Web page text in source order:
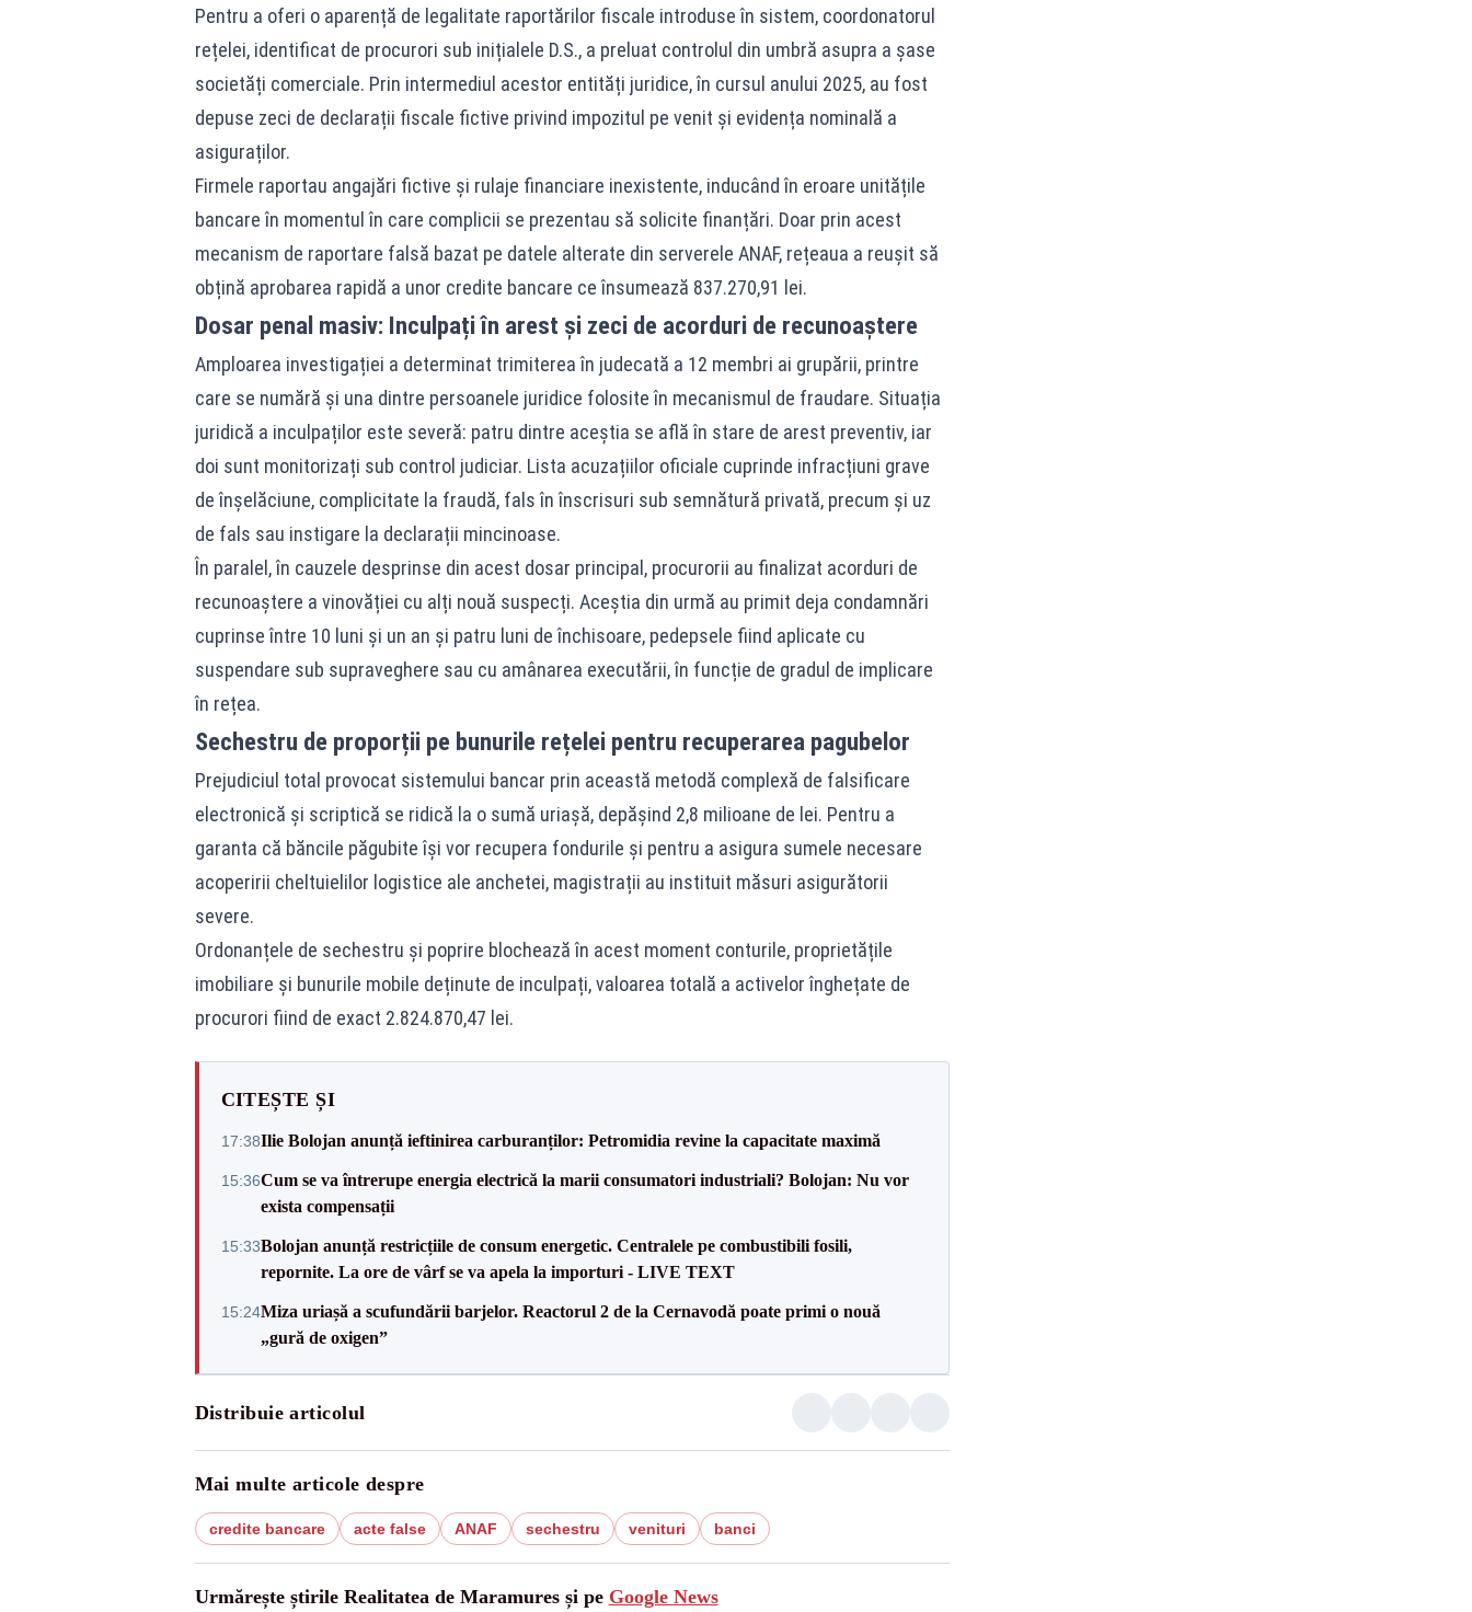
Pentru a oferi o aparență de legalitate raportărilor fiscale introduse în sistem, coordonatorul
rețelei, identificat de procurori sub inițialele D.S., a preluat controlul din umbră asupra a șase
societăți comerciale. Prin intermediul acestor entități juridice, în cursul anului 2025, au fost
depuse zeci de declarații fiscale fictive privind impozitul pe venit și evidența nominală a
asiguraților.
Firmele raportau angajări fictive și rulaje financiare inexistente, inducând în eroare unitățile
bancare în momentul în care complicii se prezentau să solicite finanțări. Doar prin acest
mecanism de raportare falsă bazat pe datele alterate din serverele ANAF, rețeaua a reușit să
obțină aprobarea rapidă a unor credite bancare ce însumează 837.270,91 lei.
Dosar penal masiv: Inculpați în arest și zeci de acorduri de recunoaștere
Amploarea investigației a determinat trimiterea în judecată a 12 membri ai grupării, printre
care se numără și una dintre persoanele juridice folosite în mecanismul de fraudare. Situația
juridică a inculpaților este severă: patru dintre aceștia se află în stare de arest preventiv, iar
doi sunt monitorizați sub control judiciar. Lista acuzațiilor oficiale cuprinde infracțiuni grave
de înșelăciune, complicitate la fraudă, fals în înscrisuri sub semnătură privată, precum și uz
de fals sau instigare la declarații mincinoase.
În paralel, în cauzele desprinse din acest dosar principal, procurorii au finalizat acorduri de
recunoaștere a vinovăției cu alți nouă suspecți. Aceștia din urmă au primit deja condamnări
cuprinse între 10 luni și un an și patru luni de închisoare, pedepsele fiind aplicate cu
suspendare sub supraveghere sau cu amânarea executării, în funcție de gradul de implicare
în rețea.
Sechestru de proporții pe bunurile rețelei pentru recuperarea pagubelor
Prejudiciul total provocat sistemului bancar prin această metodă complexă de falsificare
electronică și scriptică se ridică la o sumă uriașă, depășind 2,8 milioane de lei. Pentru a
garanta că băncile păgubite își vor recupera fondurile și pentru a asigura sumele necesare
acoperirii cheltuielilor logistice ale anchetei, magistrații au instituit măsuri asigurătorii
severe.
Ordonanțele de sechestru și poprire blochează în acest moment conturile, proprietățile
imobiliare și bunurile mobile deținute de inculpați, valoarea totală a activelor înghețate de
procurori fiind de exact 2.824.870,47 lei.
CITEȘTE ȘI
17:38Ilie Bolojan anunță ieftinirea carburanților: Petromidia revine la capacitate maximă
15:36Cum se va întrerupe energia electrică la marii consumatori industriali? Bolojan: Nu vor
exista compensații
15:33Bolojan anunță restricțiile de consum energetic. Centralele pe combustibili fosili,
repornite. La ore de vârf se va apela la importuri - LIVE TEXT
15:24Miza uriașă a scufundării barjelor. Reactorul 2 de la Cernavodă poate primi o nouă
„gură de oxigen”
Distribuie articolul
Mai multe articole despre
credite bancare acte false ANAF sechestru venituri banci
Urmărește știrile Realitatea de Maramures și pe Google News